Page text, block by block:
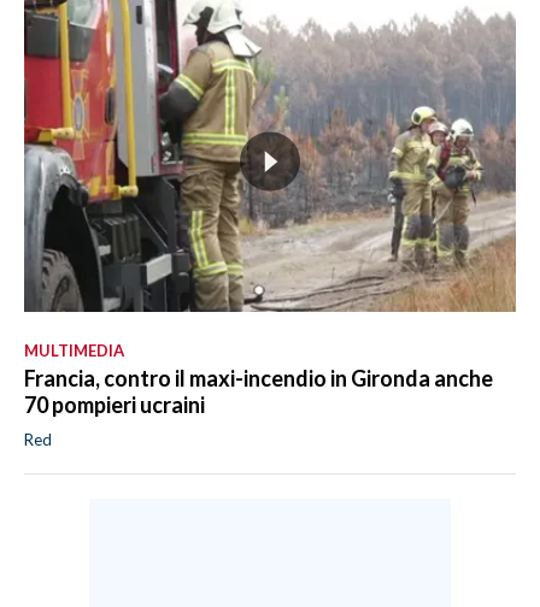
MULTIMEDIA
Francia, contro il maxi-incendio in Gironda anche
70 pompieri ucraini
Red